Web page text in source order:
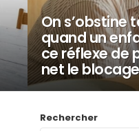
On s’obstine
quand un
ce réflexe de
net le blocage
Rechercher